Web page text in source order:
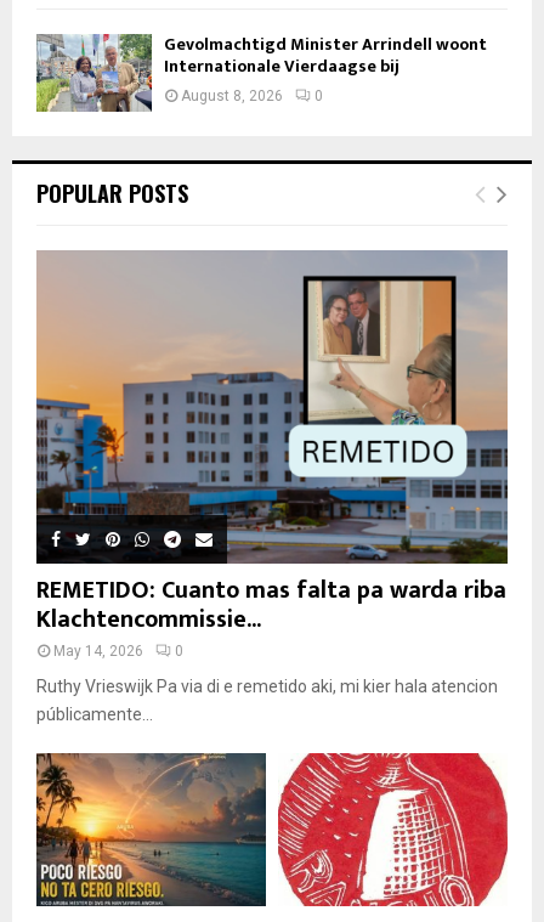
Gevolmachtigd Minister Arrindell woont
Internationale Vierdaagse bij
August 8, 2026 0
POPULAR POSTS
REMETIDO: Cuanto mas falta pa warda riba
Klachtencommissie...
May 14, 2026 0
Ruthy Vrieswijk Pa via di e remetido aki, mi kier hala atencion
públicamente...